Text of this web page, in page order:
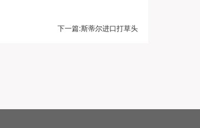
下一篇:斯蒂尔进口打草头